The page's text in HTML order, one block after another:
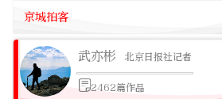
京城拍客
武亦彬 北京日报社记者
2462篇作品